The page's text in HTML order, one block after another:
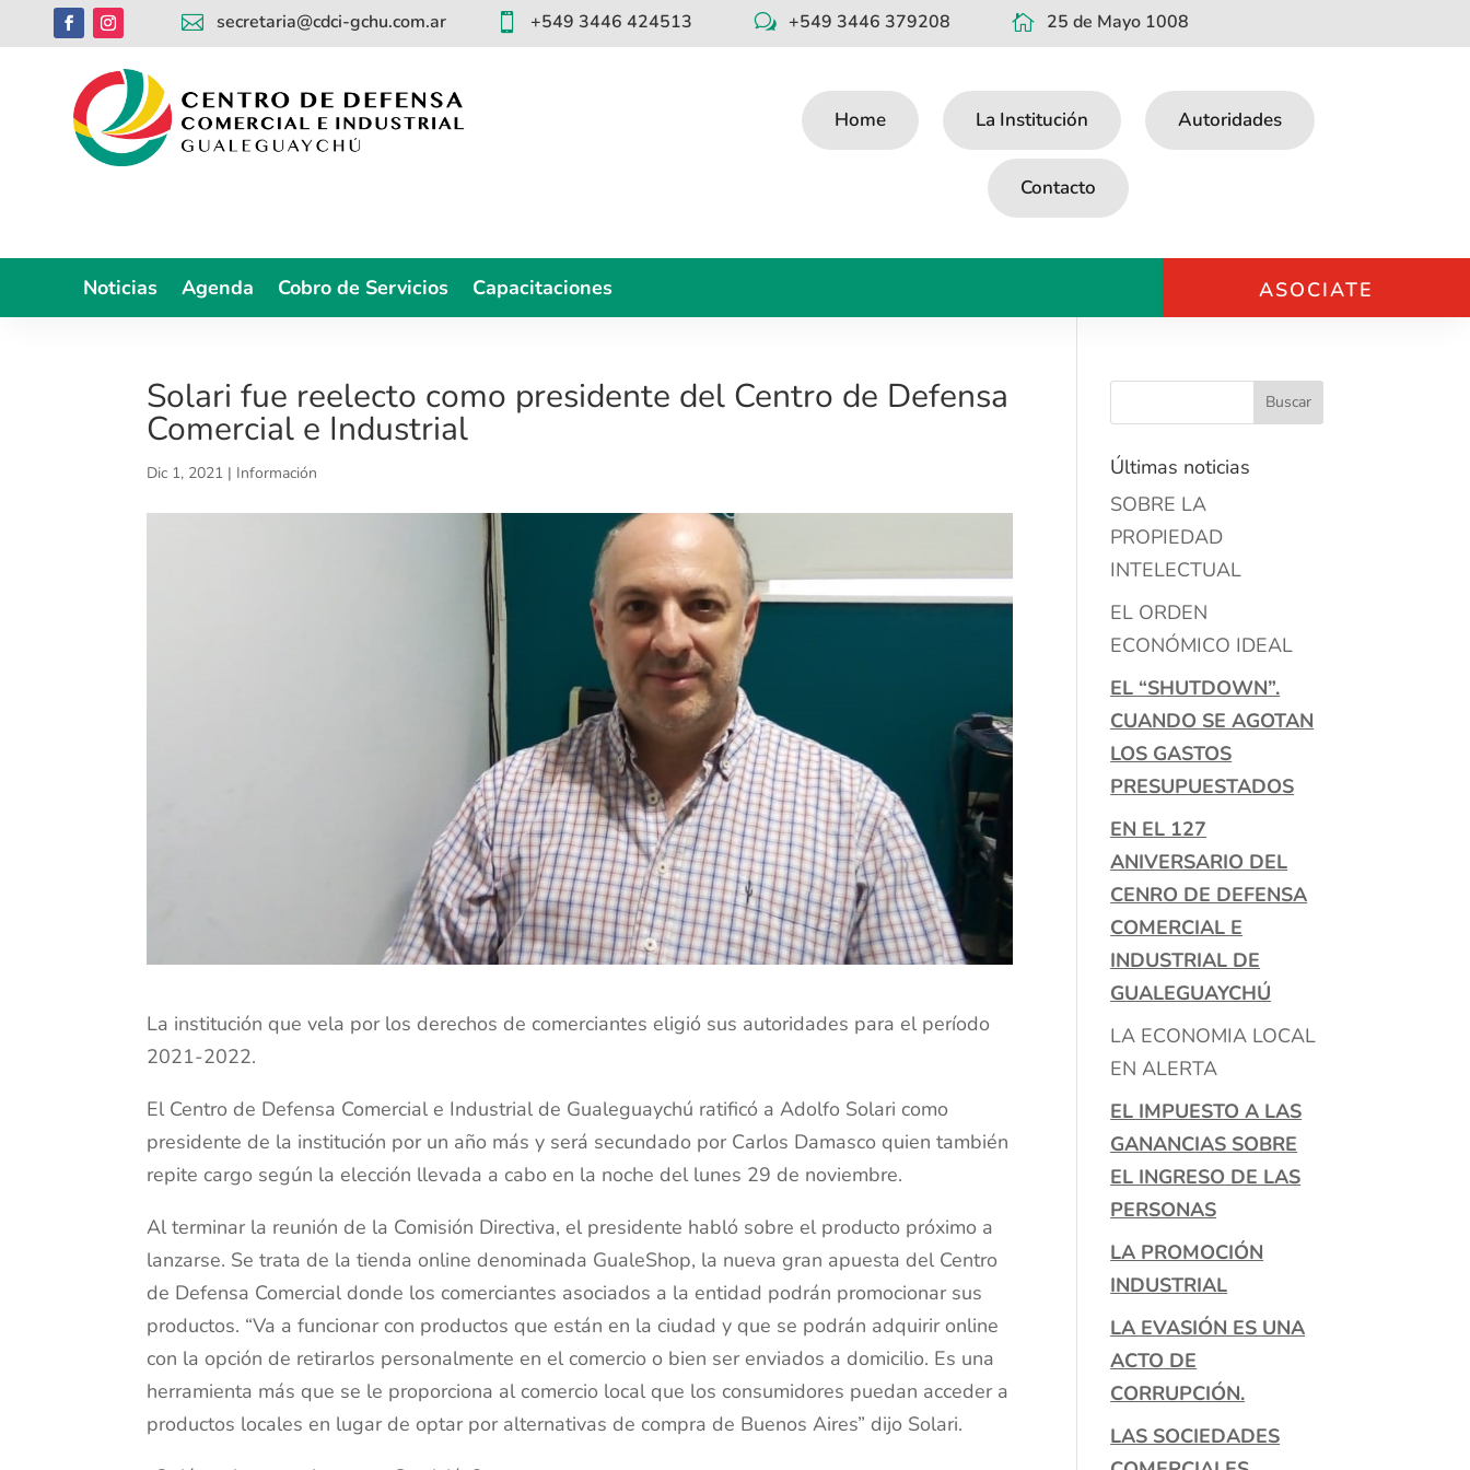
 secretaria@cdci-gchu.com.ar  +549 3446 424513 w +549 3446 379208  25 de Mayo 1008
Home La Institución Autoridades
Contacto
Noticias Agenda Cobro de Servicios Capacitaciones ASOCIATE
Solari fue reelecto como presidente del Centro de Defensa
Comercial e Industrial
Dic 1, 2021 | Información
La institución que vela por los derechos de comerciantes eligió sus autoridades para el período
2021-2022.
El Centro de Defensa Comercial e Industrial de Gualeguaychú ratificó a Adolfo Solari como
presidente de la institución por un año más y será secundado por Carlos Damasco quien también
repite cargo según la elección llevada a cabo en la noche del lunes 29 de noviembre.
Al terminar la reunión de la Comisión Directiva, el presidente habló sobre el producto próximo a
lanzarse. Se trata de la tienda online denominada GualeShop, la nueva gran apuesta del Centro
de Defensa Comercial donde los comerciantes asociados a la entidad podrán promocionar sus
productos. “Va a funcionar con productos que están en la ciudad y que se podrán adquirir online
con la opción de retirarlos personalmente en el comercio o bien ser enviados a domicilio. Es una
herramienta más que se le proporciona al comercio local que los consumidores puedan acceder a
productos locales en lugar de optar por alternativas de compra de Buenos Aires” dijo Solari.
Últimas noticias
SOBRE LA
PROPIEDAD
INTELECTUAL
EL ORDEN
ECONÓMICO IDEAL
EL “SHUTDOWN”.
CUANDO SE AGOTAN
LOS GASTOS
PRESUPUESTADOS
EN EL 127
ANIVERSARIO DEL
CENRO DE DEFENSA
COMERCIAL E
INDUSTRIAL DE
GUALEGUAYCHÚ
LA ECONOMIA LOCAL
EN ALERTA
EL IMPUESTO A LAS
GANANCIAS SOBRE
EL INGRESO DE LAS
PERSONAS
LA PROMOCIÓN
INDUSTRIAL
LA EVASIÓN ES UNA
ACTO DE
CORRUPCIÓN.
LAS SOCIEDADES